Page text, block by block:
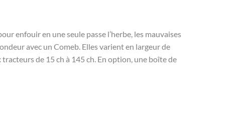
enfouir en une seule passe l’herbe, les mauvaises
avec un Comeb. Elles varient en largeur de
de 15 ch à 145 ch. En option, une boîte de